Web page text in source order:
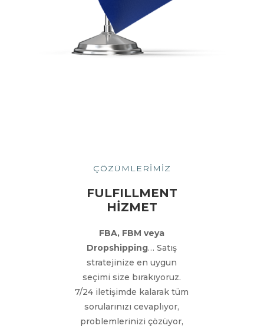
ÇÖZÜMLERİMİZ
FULFILLMENT
HİZMET
FBA, FBM veya
Dropshipping… Satış
stratejinize en uygun
seçimi size bırakıyoruz.
7/24 iletişimde kalarak tüm
sorularınızı cevaplıyor,
problemlerinizi çözüyor,